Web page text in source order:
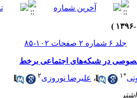
جلد ۶ شماره ۲ صفحات ۱۰۲-۸۵
در شبکه‌های اجتماعی برخط
*۱ ، علیرضا نوروزی۲